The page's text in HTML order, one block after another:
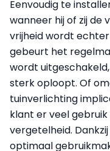
Eenvoudig te
wanneer hij of zij de
vrijheid wordt
gebeurt het
wordt
sterk oploopt. Of
tuinverlichting
klant er veel
vergetelheid.
optimaal